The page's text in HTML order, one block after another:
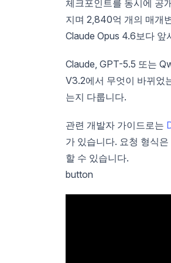
체크포인트를 동시에 공
지며 2,840억 개의 매개
Claude Opus 4.6보다
Claude, GPT-5.5 또는
V3.2에서 무엇이 바뀌었
는지 다룹니다.
관련 개발자 가이드로는
가 있습니다. 요청 형식
할 수 있습니다.
button